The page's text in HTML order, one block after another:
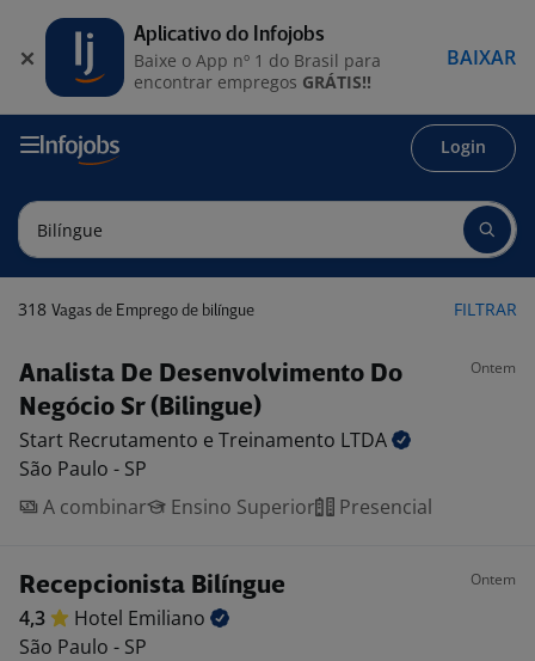
Login
318 Vagas de Emprego de bilíngue FILTRAR
Analista De Desenvolvimento Do
Negócio Sr (Bilingue)
Ontem
Start Recrutamento e Treinamento LTDA
São Paulo - SP
A combinar
Ensino Superior Presencial
Recepcionista Bilíngue Ontem
4,3 Hotel Emiliano
São Paulo - SP
Aplicativo do Infojobs
Baixe o App nº 1 do Brasil para
encontrar empregos GRÁTIS!!
BAIXAR